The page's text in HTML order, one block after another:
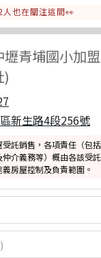
人也在關注這間👀
壢青埔國小加
)
新生路4段256號
託銷售，各項責任（包
介義務等）概由各該受
房屋控制及負責範圍。